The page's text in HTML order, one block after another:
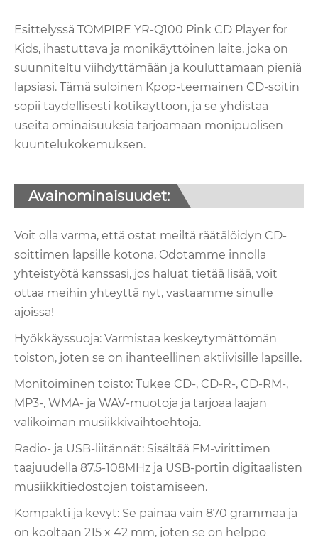
Esittelyssä TOMPIRE YR-Q100 Pink CD Player for
Kids, ihastuttava ja monikäyttöinen laite, joka on
suunniteltu viihdyttämään ja kouluttamaan pieniä
lapsiasi. Tämä suloinen Kpop-teemainen CD-soitin
sopii täydellisesti kotikäyttöön, ja se yhdistää
useita ominaisuuksia tarjoamaan monipuolisen
kuuntelukokemuksen.
Avainominaisuudet:
Voit olla varma, että ostat meiltä räätälöidyn CD-
soittimen lapsille kotona. Odotamme innolla
yhteistyötä kanssasi, jos haluat tietää lisää, voit
ottaa meihin yhteyttä nyt, vastaamme sinulle
ajoissa!
Hyökkäyssuoja: Varmistaa keskeytymättömän
toiston, joten se on ihanteellinen aktiivisille lapsille.
Monitoiminen toisto: Tukee CD-, CD-R-, CD-RM-,
MP3-, WMA- ja WAV-muotoja ja tarjoaa laajan
valikoiman musiikkivaihtoehtoja.
Radio- ja USB-liitännät: Sisältää FM-virittimen
taajuudella 87,5-108MHz ja USB-portin digitaalisten
musiikkitiedostojen toistamiseen.
Kompakti ja kevyt: Se painaa vain 870 grammaa ja
on kooltaan 215 x 42 mm, joten se on helppo